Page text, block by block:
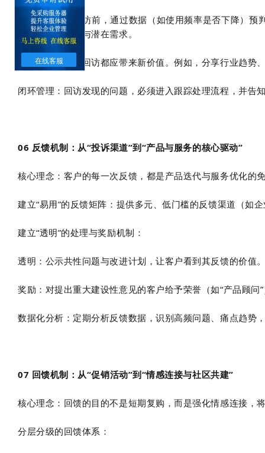
在线客服
结构化回访：回访前，通过数据（如使用频率是否下降）
了解真实满意度与潜在需求。
价值回访：每次回访都应带来新价值。例如，分享行业趋
闭环管理：回访发现的问题，必须进入跟踪处理流程，并告
06 反馈机制：从“投诉渠道”到“产品与服务的核心驱动”
核心理念：客户的每一次反馈，都是产品迭代与服务优化的
建立“易用”的反馈矩阵：提供多元、低门槛的反馈渠道（如
建立“透明”的处理与奖励机制：
透明：公示共性问题与改进计划，让客户看到其反馈的价值
奖励：对提出重大建设性意见的客户给予荣誉（如“产品顾问
数据化分析：定期分析反馈数据，识别高频问题、痛点趋势
07 回馈机制：从“促销活动”到“情感连接与社区共建”
核心理念：回馈的目的不是短期复购，而是强化情感连接，
分层分级的回馈体系：